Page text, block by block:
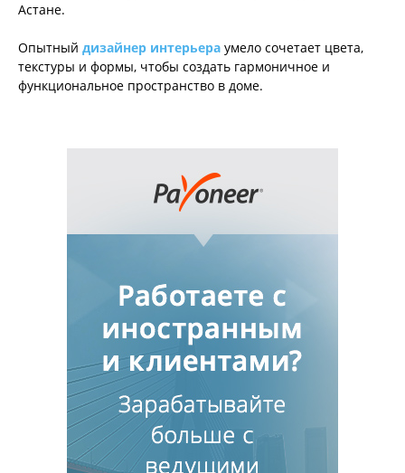
Астане.
Опытный дизайнер интерьера умело сочетает цвета,
текстуры и формы, чтобы создать гармоничное и
функциональное пространство в доме.